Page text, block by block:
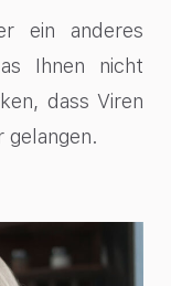
ein anderes
Ihnen nicht
dass Viren
gelangen.